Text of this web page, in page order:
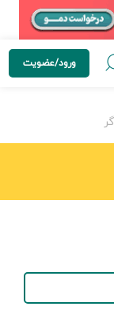
ورود/عضویت